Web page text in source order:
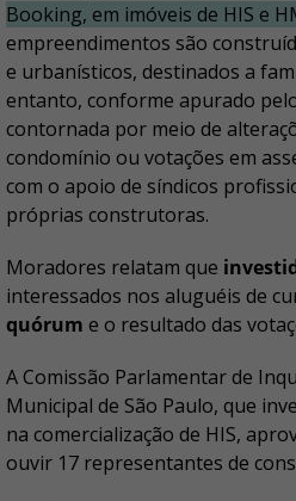
Booking, em imóveis de HIS e
empreendimentos são
e urbanísticos, destinados a
entanto, conforme apurado
contornada por meio de
condomínio ou votações em
com o apoio de síndicos
próprias construtoras.
Moradores relatam que
interessados nos aluguéis de
quórum e o resultado das
A Comissão Parlamentar de
Municipal de São Paulo, que
na comercialização de HIS,
ouvir 17 representantes de